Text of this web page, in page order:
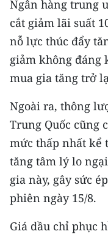
Ngân hàng trung
cắt giảm lãi suất
nỗ lực thúc đẩy
giảm không đáng
mua gia tăng trở
Ngoài ra, thông
Trung Quốc cũng
mức thấp nhất kể
tăng tâm lý lo
gia này, gây sức
phiên ngày 15/8.
Giá dầu chỉ phục